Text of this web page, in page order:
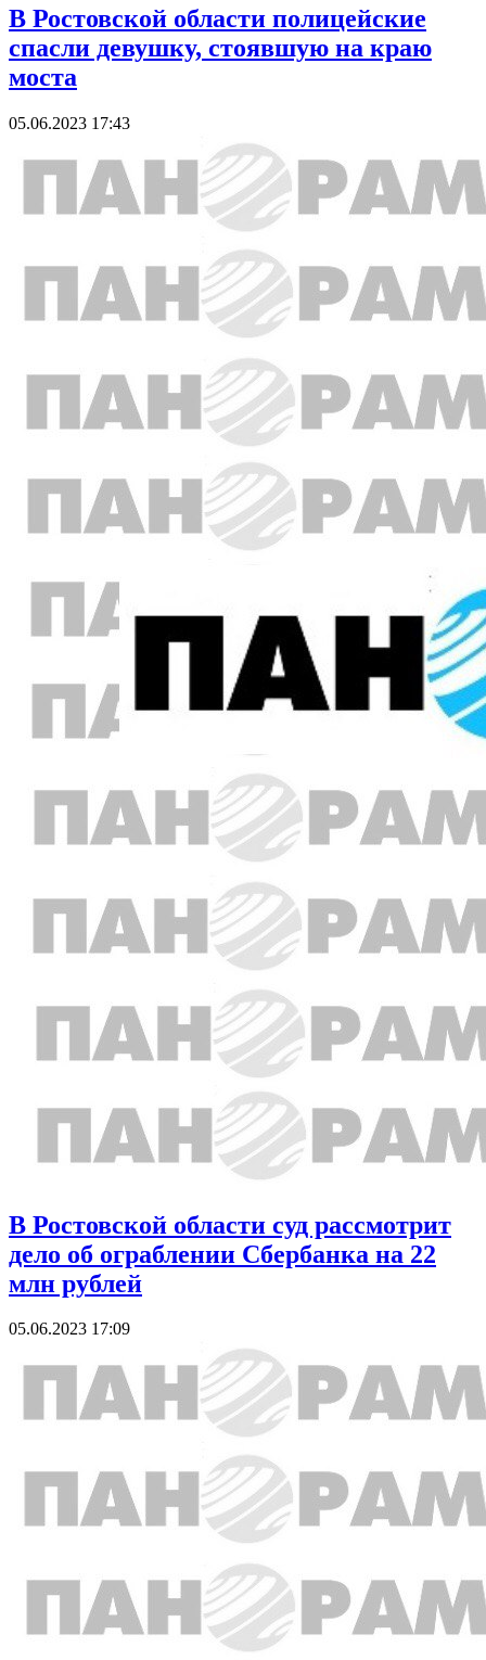
В Ростовской области полицейские
спасли девушку, стоявшую на краю
моста
05.06.2023 17:43
В Ростовской области суд рассмотрит
дело об ограблении Сбербанка на 22
млн рублей
05.06.2023 17:09